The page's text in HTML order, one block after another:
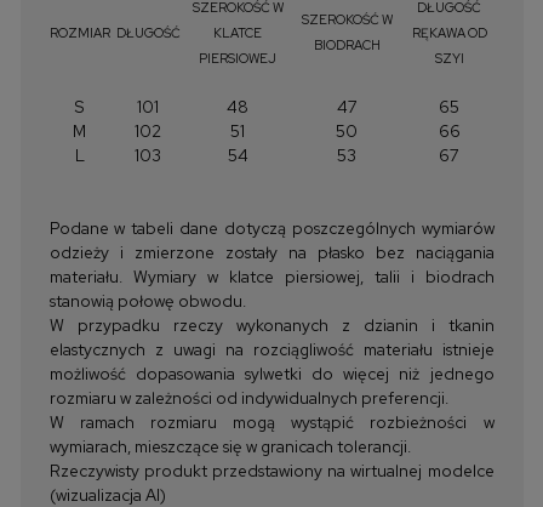
ROZMIAR DŁUGOŚĆ
SZEROKOŚĆ W
KLATCE
PIERSIOWEJ
SZEROKOŚĆ W
BIODRACH
DŁUGOŚĆ
RĘKAWA OD
SZYI
S 101 48 47
65
M
102 51 50
66
L
103 54 53 67
Podane w tabeli dane dotyczą poszczególnych wymiarów
odzieży i zmierzone zostały na płasko bez naciągania
materiału. Wymiary w klatce piersiowej, talii i biodrach
stanowią połowę obwodu.
W przypadku rzeczy wykonanych z dzianin i tkanin
elastycznych z uwagi na rozciągliwość materiału istnieje
możliwość dopasowania sylwetki do więcej niż jednego
rozmiaru w zależności od indywidualnych preferencji.
W ramach rozmiaru mogą wystąpić rozbieżności w
wymiarach, mieszczące się w granicach tolerancji.
Rzeczywisty produkt przedstawiony na wirtualnej modelce
(wizualizacja AI)